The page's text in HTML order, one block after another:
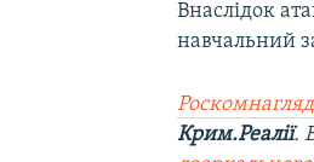
Внаслідок
навчальний
Крим.Реалії.